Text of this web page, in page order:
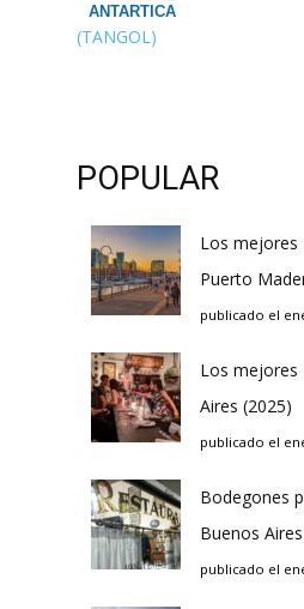
ANTARTICA
(TANGOL)
POPULAR
Los mejores
Puerto
publicado el
Los mejores
Aires (2025)
publicado el
Bodegones
Buenos Aires
publicado el